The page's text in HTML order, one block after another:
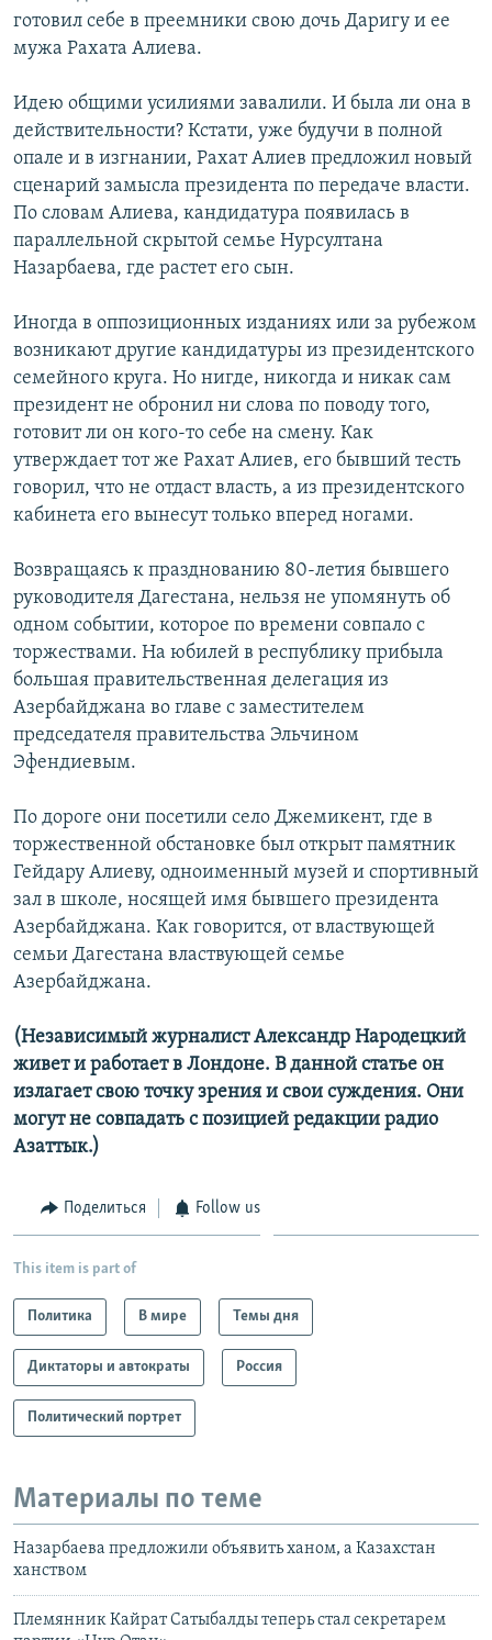
готовил себе в преемники свою дочь Даригу и ее
мужа Рахата Алиева.
Идею общими усилиями завалили. И была ли она в
действительности? Кстати, уже будучи в полной
опале и в изгнании, Рахат Алиев предложил новый
сценарий замысла президента по передаче власти.
По словам Алиева, кандидатура появилась в
параллельной скрытой семье Нурсултана
Назарбаева, где растет его сын.
Иногда в оппозиционных изданиях или за рубежом
возникают другие кандидатуры из президентского
семейного круга. Но нигде, никогда и никак сам
президент не обронил ни слова по поводу того,
готовит ли он кого-то себе на смену. Как
утверждает тот же Рахат Алиев, его бывший тесть
говорил, что не отдаст власть, а из президентского
кабинета его вынесут только вперед ногами.
Возвращаясь к празднованию 80-летия бывшего
руководителя Дагестана, нельзя не упомянуть об
одном событии, которое по времени совпало с
торжествами. На юбилей в республику прибыла
большая правительственная делегация из
Азербайджана во главе с заместителем
председателя правительства Эльчином
Эфендиевым.
По дороге они посетили село Джемикент, где в
торжественной обстановке был открыт памятник
Гейдару Алиеву, одноименный музей и спортивный
зал в школе, носящей имя бывшего президента
Азербайджана. Как говорится, от властвующей
семьи Дагестана властвующей семье
Азербайджана.
(Независимый журналист Александр Народецкий
живет и работает в Лондоне. В данной статье он
излагает свою точку зрения и свои суждения. Они
могут не совпадать с позицией редакции радио
Азаттык.)
Поделиться Follow us
This item is part of
Политика В мире Темы дня
Диктаторы и автократы Россия
Политический портрет
Материалы по теме
Назарбаева предложили объявить ханом, а Казахстан
ханством
Племянник Кайрат Сатыбалды теперь стал секретарем